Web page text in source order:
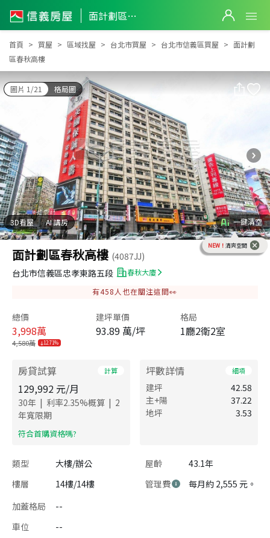
面計劃區春秋高樓
面計劃區春秋高樓
首頁 買屋 區域找屋 台北市買屋 台北市信義區買屋
面計劃
區春秋高樓
圖片 1/21 格局圖
3D看屋 AI 講房 一鍵清空
NEW！ 清爽空間
面計劃區春秋高樓 (4087JJ)
台北市信義區忠孝東路五段
春秋大廈
有458 人也在關注這間👀
總價
3,998萬
4,580萬 12.71%
建坪單價
93.89 萬/坪
格局
1廳2衛2室
房貸試算 計算
129,992 元/月
30年 | 利率2.35%概算 | 2
年寬限期
​符合首購資格嗎?
坪數詳情 細項
建坪
42.58
主+陽
37.22
地坪
3.53
類型 大樓/辦公 屋齡
43.1年
樓層
14樓/14樓 管理費
每月約 2,555 元。
加蓋格局
--
車位
--